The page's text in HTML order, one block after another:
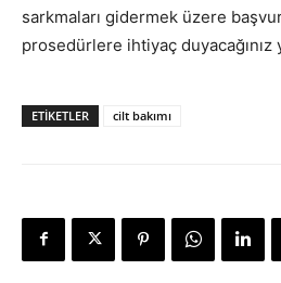
sarkmaları gidermek üzere
prosedürlere ihtiyaç duyacağınız
ETIKETLER cilt bakımı